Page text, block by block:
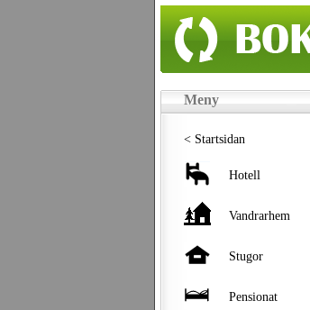
Meny
< Startsidan
Hotell
Vandrarhem
Stugor
Pensionat